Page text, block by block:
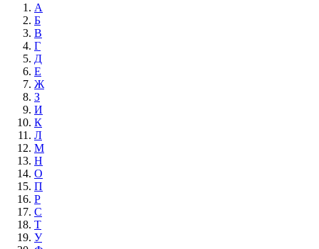
А
Б
В
Г
Д
Е
Ж
З
И
К
Л
М
Н
О
П
Р
С
Т
У